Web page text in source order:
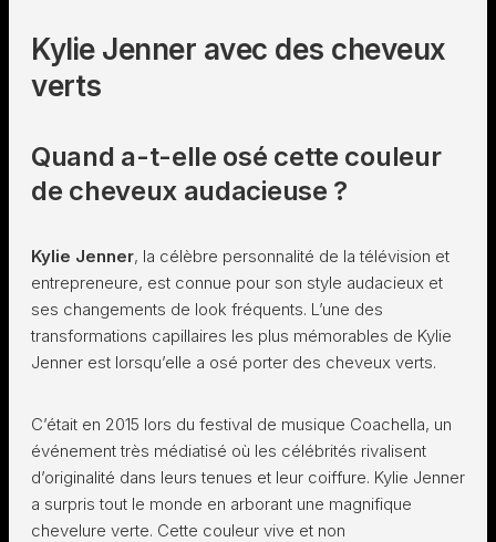
Kylie Jenner avec des cheveux
verts
Quand a-t-elle osé cette couleur
de cheveux audacieuse ?
Kylie Jenner, la célèbre personnalité de la télévision et
entrepreneure, est connue pour son style audacieux et
ses changements de look fréquents. L’une des
transformations capillaires les plus mémorables de Kylie
Jenner est lorsqu’elle a osé porter des cheveux verts.
C’était en 2015 lors du festival de musique Coachella, un
événement très médiatisé où les célébrités rivalisent
d’originalité dans leurs tenues et leur coiffure. Kylie Jenner
a surpris tout le monde en arborant une magnifique
chevelure verte. Cette couleur vive et non